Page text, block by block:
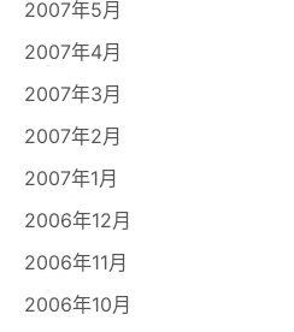
2007年5月
2007年4月
2007年3月
2007年2月
2007年1月
2006年12月
2006年11月
2006年10月